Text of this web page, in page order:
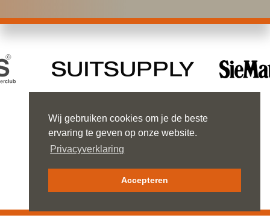
Wij gebruiken cookies om je de beste
ervaring te geven op onze website.
Privacyverklaring
Accepteren
GUSTAV MAHLERLAAN 999
PRIVACYVERKLARING